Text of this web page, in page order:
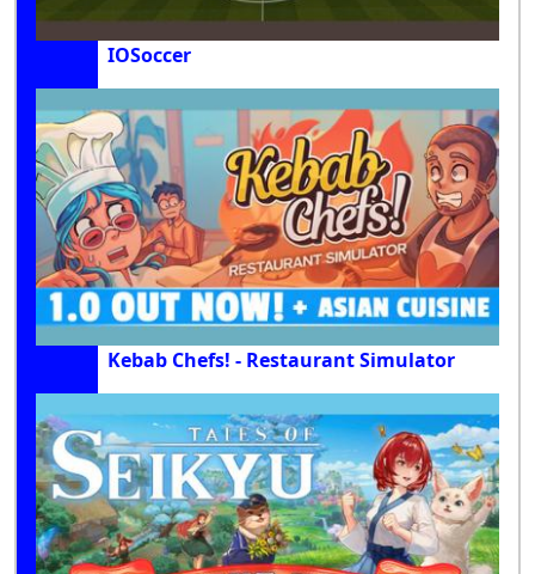
IOSoccer
Kebab Chefs! - Restaurant Simulator